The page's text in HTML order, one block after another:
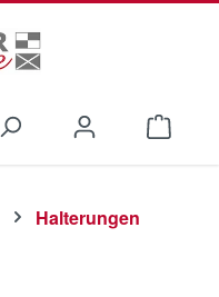
Halterungen